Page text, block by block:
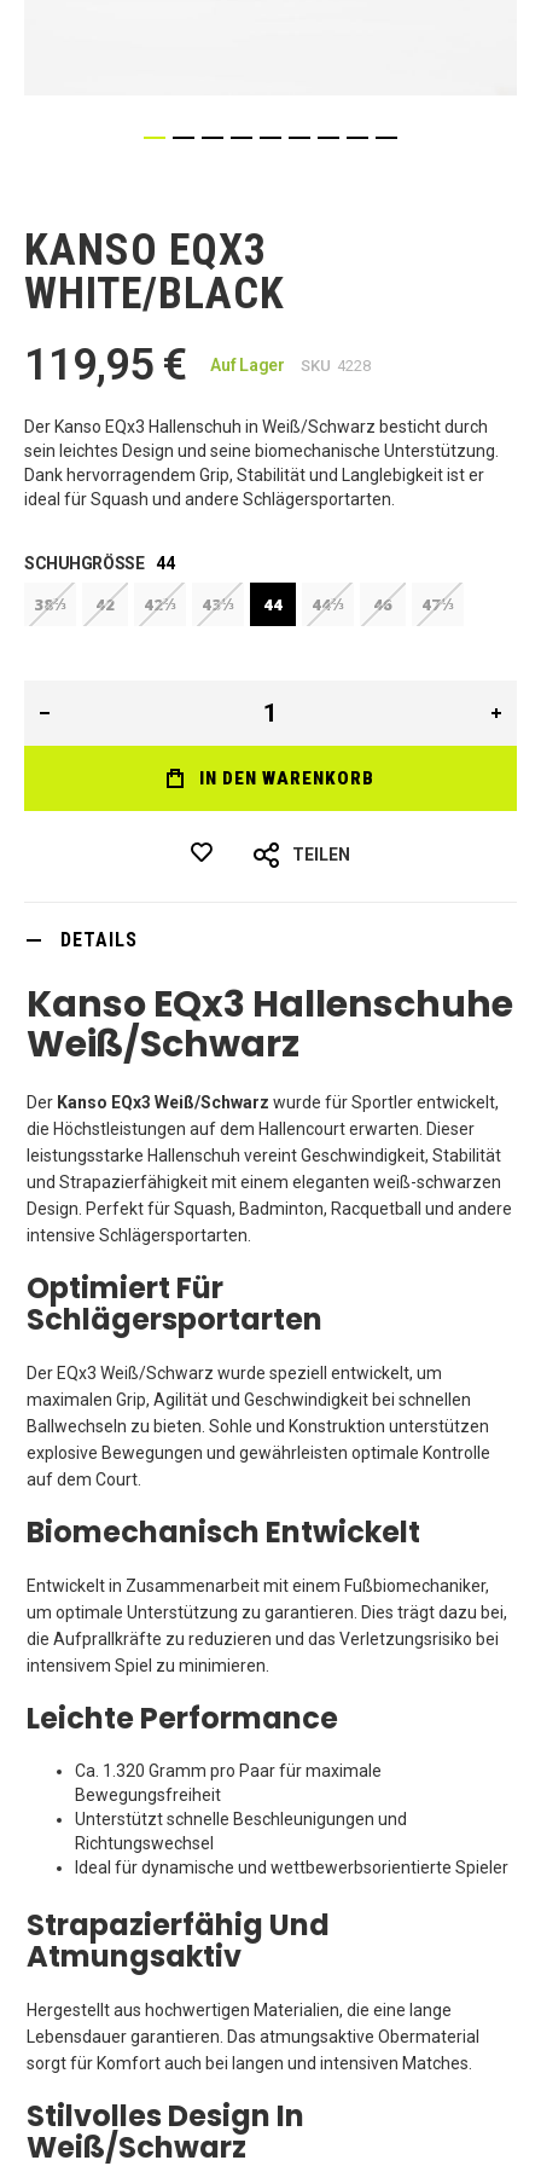
Bildgalerie
springen
KANSO EQX3
WHITE/BLACK
119,95 €
Auf Lager SKU 4228
Der Kanso EQx3 Hallenschuh in Weiß/Schwarz besticht durch
sein leichtes Design und seine biomechanische Unterstützung.
Dank hervorragendem Grip, Stabilität und Langlebigkeit ist er
ideal für Squash und andere Schlägersportarten.
SCHUHGRÖSSE 44
38⅔ 42 42⅔ 43⅓ 44 44⅔ 46 47⅓
IN DEN WARENKORB
TEILEN
DETAILS
Kanso EQx3 Hallenschuhe
Weiß/Schwarz
Der Kanso EQx3 Weiß/Schwarz wurde für Sportler entwickelt,
die Höchstleistungen auf dem Hallencourt erwarten. Dieser
leistungsstarke Hallenschuh vereint Geschwindigkeit, Stabilität
und Strapazierfähigkeit mit einem eleganten weiß-schwarzen
Design. Perfekt für Squash, Badminton, Racquetball und andere
intensive Schlägersportarten.
Optimiert Für
Schlägersportarten
Der EQx3 Weiß/Schwarz wurde speziell entwickelt, um
maximalen Grip, Agilität und Geschwindigkeit bei schnellen
Ballwechseln zu bieten. Sohle und Konstruktion unterstützen
explosive Bewegungen und gewährleisten optimale Kontrolle
auf dem Court.
Biomechanisch Entwickelt
Entwickelt in Zusammenarbeit mit einem Fußbiomechaniker,
um optimale Unterstützung zu garantieren. Dies trägt dazu bei,
die Aufprallkräfte zu reduzieren und das Verletzungsrisiko bei
intensivem Spiel zu minimieren.
Leichte Performance
Ca. 1.320 Gramm pro Paar für maximale
Bewegungsfreiheit
Unterstützt schnelle Beschleunigungen und
Richtungswechsel
Ideal für dynamische und wettbewerbsorientierte Spieler
Strapazierfähig Und
Atmungsaktiv
Hergestellt aus hochwertigen Materialien, die eine lange
Lebensdauer garantieren. Das atmungsaktive Obermaterial
sorgt für Komfort auch bei langen und intensiven Matches.
Stilvolles Design In
Weiß/Schwarz